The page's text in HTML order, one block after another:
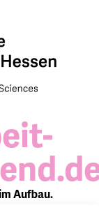
Aufbau.